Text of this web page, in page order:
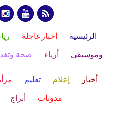
الرئيسية أخبارعاجلة
وموسيقى أزياء صحة
أخبار إعلام تعليم
مدونات أبراج